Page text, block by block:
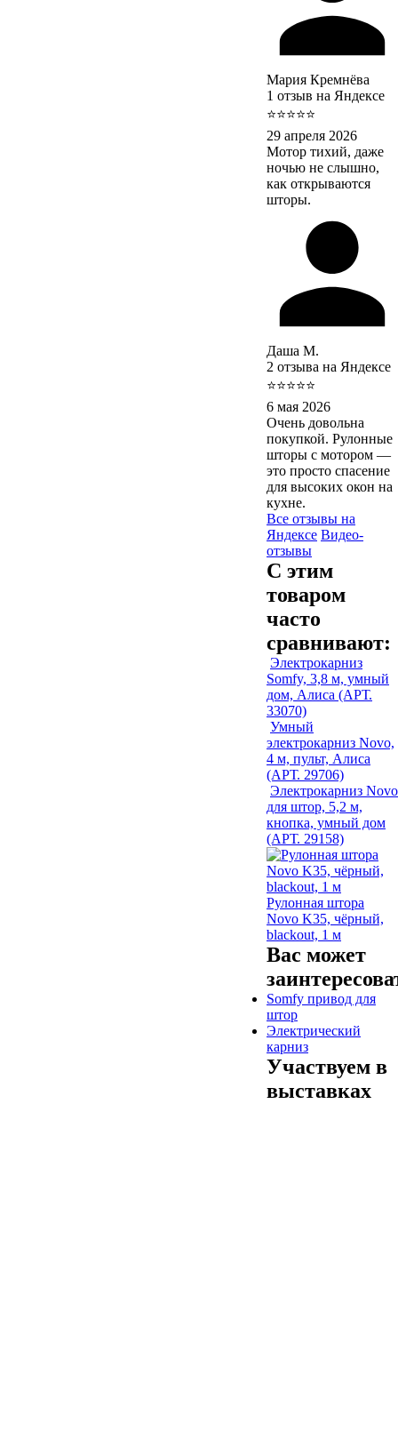
Мария Кремнёва
1 отзыв на Яндексе
⭐⭐⭐⭐⭐
29 апреля 2026
Мотор тихий, даже
ночью не слышно,
как открываются
шторы.
Даша М.
2 отзыва на Яндексе
⭐⭐⭐⭐⭐
6 мая 2026
Очень довольна
покупкой. Рулонные
шторы с мотором —
это просто спасение
для высоких окон на
кухне.
Все отзывы на
Яндексе Видео-
отзывы
С этим
товаром
часто
сравнивают:
Электрокарниз
Somfy, 3,8 м, умный
дом, Алиса (АРТ.
33070)
Умный
электрокарниз Novo,
4 м, пульт, Алиса
(АРТ. 29706)
Электрокарниз Novo
для штор, 5,2 м,
кнопка, умный дом
(АРТ. 29158)
Рулонная штора
Novo K35, чёрный,
blackout, 1 м
Вас может
Somfy привод для
штор
Электрический
карниз
Участвуем в
выставках